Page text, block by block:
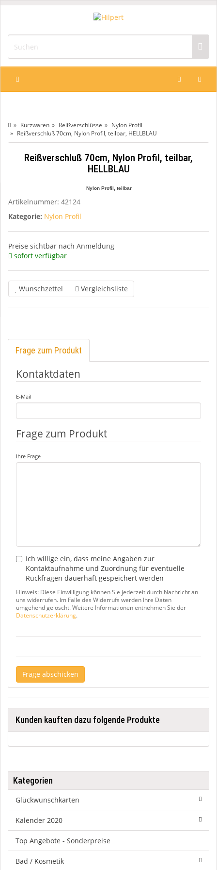
Kurzwaren Reißverschlüsse
Nylon Profil
Reißverschluß 70cm, Nylon Profil, teilbar, HELLBLAU
Reißverschluß 70cm, Nylon Profil, teilbar,
HELLBLAU
Nylon Profil, teilbar
Artikelnummer: 42124
Kategorie: Nylon Profil
Preise sichtbar nach Anmeldung
sofort verfügbar
Wunschzettel Vergleichsliste
Frage zum Produkt
Kontaktdaten
E-Mail
Frage zum Produkt
Ihre Frage
Ich willige ein, dass meine Angaben zur
Kontaktaufnahme und Zuordnung für eventuelle
Rückfragen dauerhaft gespeichert werden
Hinweis: Diese Einwilligung können Sie jederzeit durch Nachricht an
uns widerrufen. Im Falle des Widerrufs werden Ihre Daten
umgehend gelöscht. Weitere Informationen entnehmen Sie der
Datenschutzerklärung.
Frage abschicken
Kunden kauften dazu folgende Produkte
Kategorien
Glückwunschkarten
Kalender 2020
Top Angebote - Sonderpreise
Bad / Kosmetik